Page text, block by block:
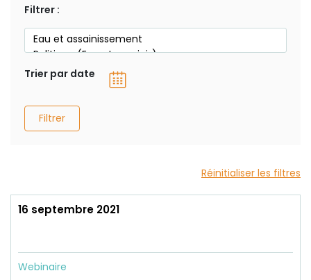
Filtrer :
Trier par date
Filtrer
Réinitialiser les filtres
16 septembre 2021
Webinaire